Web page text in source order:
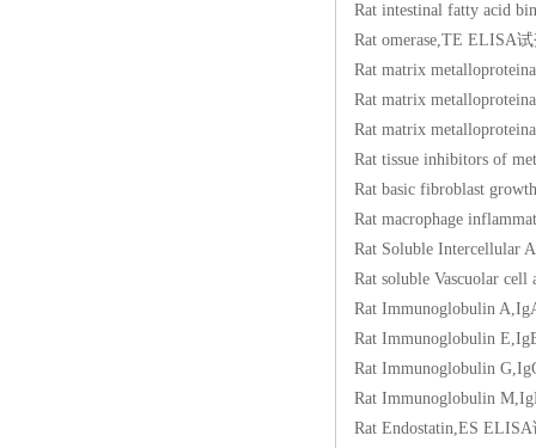
Rat intestinal fatty acid
Rat omerase,TE ELISA
Rat matrix
Rat matrix
Rat matrix
Rat tissue inhibitors of
Rat basic fibroblast
Rat macrophage
Rat Soluble Intercellular
Rat soluble Vascuolar
Rat Immunoglobulin
Rat Immunoglobulin
Rat Immunoglobulin
Rat Immunoglobulin
Rat Endostatin,ES